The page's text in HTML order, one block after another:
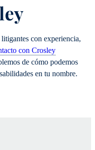
con experiencia,
con Crosley
de cómo podemos
en tu nombre.